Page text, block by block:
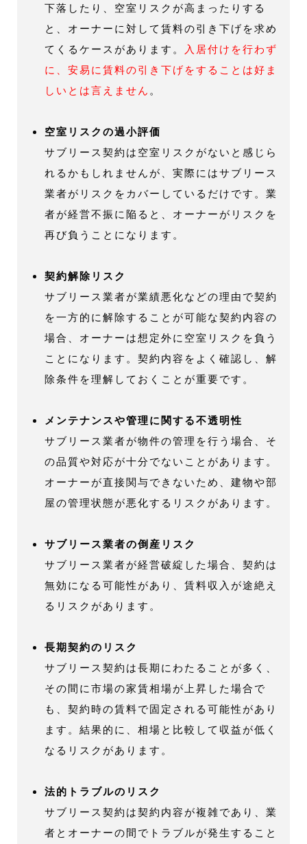
下落したり、空室リスクが高まったりする
と、オーナーに対して賃料の引き下げを求め
てくるケースがあります。
入居付けを行わず
に、安易に賃料の引き下げをすることは好ま
しいとは言えません 。
空室リスクの過小評価
サブリース契約は空室リスクがないと感じら
れるかもしれませんが、実際にはサブリース
業者がリスクをカバーしているだけです。業
者が経営不振に陥ると、オーナーがリスクを
再び負うことになります。
契約解除リスク
サブリース業者が業績悪化などの理由で契約
を一方的に解除することが可能な契約内容の
場合、オーナーは想定外に空室リスクを負う
ことになります。契約内容をよく確認し、解
除条件を理解しておくことが重要です。
メンテナンスや管理に関する不透明性
サブリース業者が物件の管理を行う場合、そ
の品質や対応が十分でないことがあります。
オーナーが直接関与できないため、建物や部
屋の管理状態が悪化するリスクがあります。
サブリース業者の倒産リスク
サブリース業者が経営破綻した場合、契約は
無効になる可能性があり、賃料収入が途絶え
るリスクがあります。
長期契約のリスク
サブリース契約は長期にわたることが多く、
その間に市場の家賃相場が上昇した場合で
も、契約時の賃料で固定される可能性があり
ます。結果的に、相場と比較して収益が低く
なるリスクがあります。
法的トラブルのリスク
サブリース契約は契約内容が複雑であり、業
者とオーナーの間でトラブルが発生すること